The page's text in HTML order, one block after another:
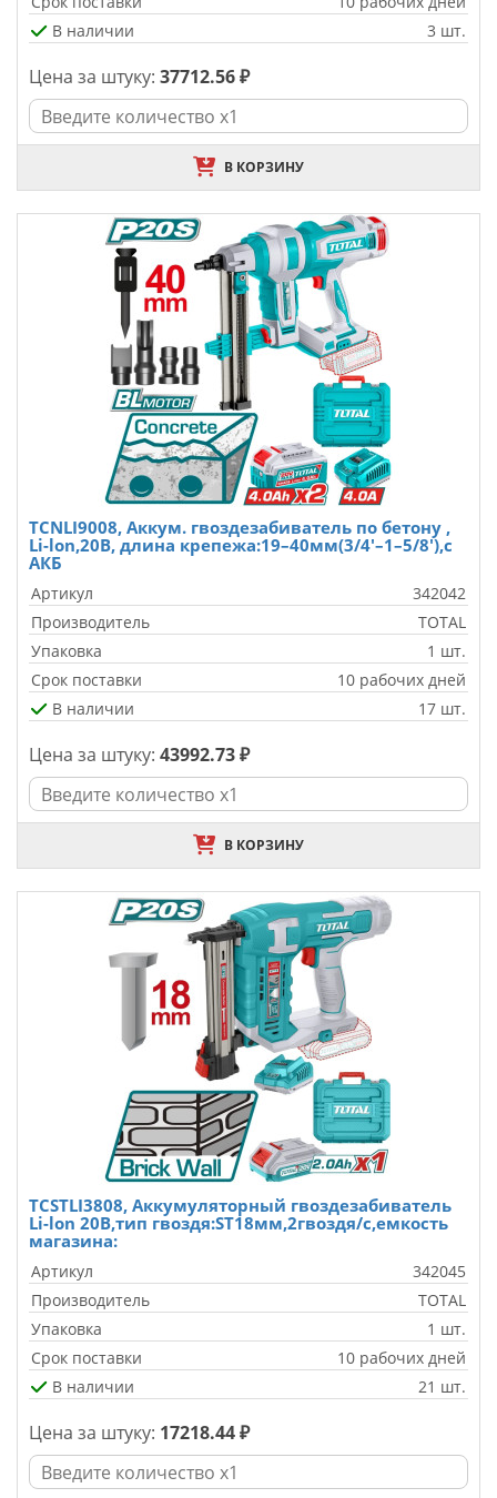
В наличии
3 шт.
Цена за штуку: 37712.56 ₽
В КОРЗИНУ
TCNLI9008, Аккум. гвоздезабиватель по бетону ,
Li-lon,20В, длина крепежа:19–40мм(3/4'–1–5/8'),с
АКБ
Артикул
342042
Производитель
TOTAL
Упаковка
1 шт.
Срок поставки
10 рабочих дней
В наличии
17 шт.
Цена за штуку: 43992.73 ₽
В КОРЗИНУ
TCSTLI3808, Аккумуляторный гвоздезабиватель
Li-lon 20В,тип гвоздя:ST18мм,2гвоздя/с,емкость
магазина:
Артикул
342045
Производитель
TOTAL
Упаковка
1 шт.
Срок поставки
10 рабочих дней
В наличии
21 шт.
Цена за штуку: 17218.44 ₽